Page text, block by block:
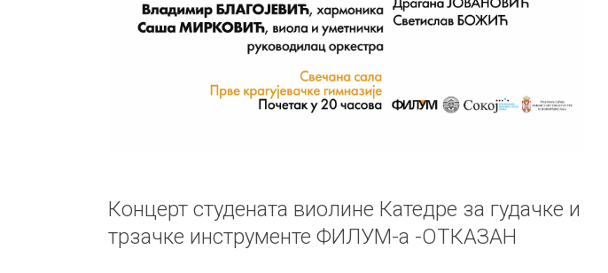
Концерт студената виолине Катедре за гудачке и
трзачке инструменте ФИЛУМ-а -ОТКАЗАН